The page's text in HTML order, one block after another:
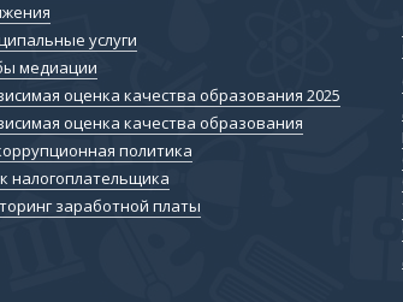
услуги
медиации
оценка качества образования 2025
оценка качества образования
политика
налогоплательщика
заработной платы